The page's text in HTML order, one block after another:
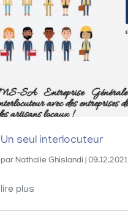
Un seul interlocuteur
parNathalie Ghislandi |09.12.2021
lire plus